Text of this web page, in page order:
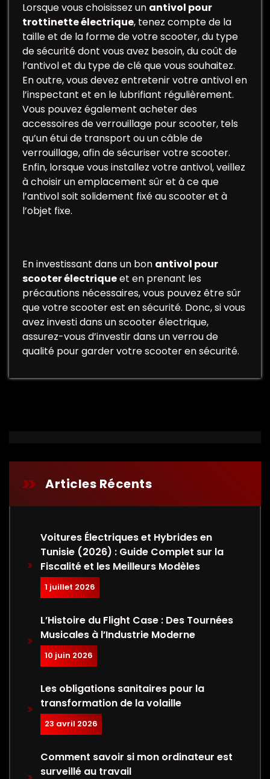
Lorsque vous choisissez un antivol pour
trottinette électrique, tenez compte de la
taille et de la forme de votre scooter, du type
de sécurité dont vous avez besoin, du coût de
l’antivol et du type de clé que vous souhaitez.
En outre, vous devez entretenir votre antivol en
l’inspectant et en le lubrifiant régulièrement.
Vous pouvez également acheter des
accessoires de verrouillage pour scooter, tels
qu’un étui de transport ou un câble de
verrouillage, afin de sécuriser votre scooter.
Enfin, lorsque vous installez votre antivol, veillez
à choisir un emplacement sûr et à ce que
l’antivol soit solidement fixé au scooter et à
l’objet fixe.
En investissant dans un bon antivol pour
scooter électriqueet en prenant les
précautions nécessaires, vous pouvez être sûr
que votre scooter est en sécurité. Donc, si vous
avez investi dans un scooter électrique,
assurez-vous d’investir dans un verrou de
qualité pour garder votre scooter en sécurité.
Articles Récents
Voitures Électriques et Hybrides en
Tunisie (2026) : Guide Complet sur la
Fiscalité et les Meilleurs Modèles
1 juillet 2026
L’Histoire du Flight Case : Des Tournées
Musicales à l’Industrie Moderne
10 juin 2026
Les obligations sanitaires pour la
transformation de la volaille
23 avril 2026
Comment savoir si mon ordinateur est
surveillé au travail